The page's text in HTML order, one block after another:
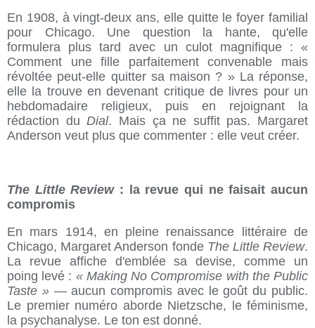
En 1908, à vingt-deux ans, elle quitte le foyer familial
pour Chicago. Une question la hante, qu'elle
formulera plus tard avec un culot magnifique : «
Comment une fille parfaitement convenable mais
révoltée peut-elle quitter sa maison ? » La réponse,
elle la trouve en devenant critique de livres pour un
hebdomadaire religieux, puis en rejoignant la
rédaction duDial. Mais ça ne suffit pas. Margaret
Anderson veut plus que commenter : elle veut créer.
The Little Review: la revue qui ne faisait aucun
compromis
En mars 1914, en pleine renaissance littéraire de
Chicago, Margaret Anderson fonde The Little Review.
La revue affiche d'emblée sa devise, comme un
poing levé : « Making No Compromise with the Public
Taste »— aucun compromis avec le goût du public.
Le premier numéro aborde Nietzsche, le féminisme,
la psychanalyse. Le ton est donné.